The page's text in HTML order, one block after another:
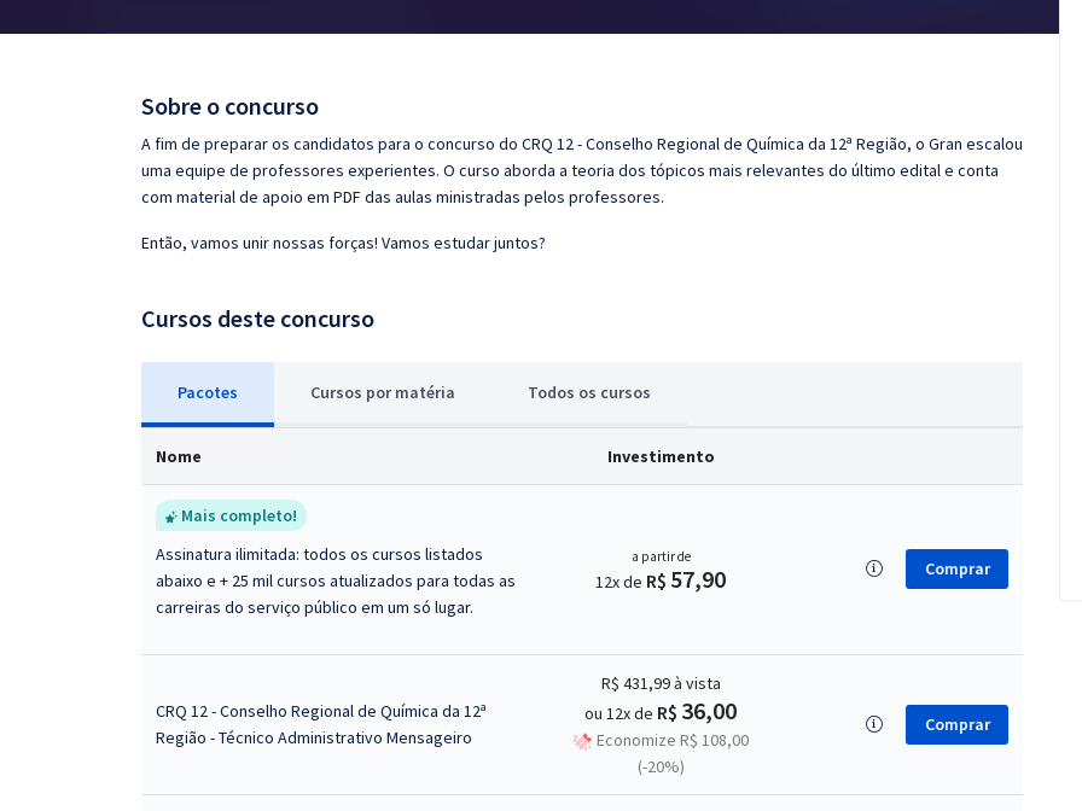
Questões grátis
Sobre o concurso
A fim de preparar os candidatos para o concurso do CRQ 12 - Conselho Regional de Química da 12ª Região, o Gran escalou
uma equipe de professores experientes. O curso aborda a teoria dos tópicos mais relevantes do último edital e conta
com material de apoio em PDF das aulas ministradas pelos professores.
Então, vamos unir nossas forças! Vamos estudar juntos?
Cursos deste concurso
Pacotes Cursos por matéria Todos os cursos
Nome Investimento
Mais completo!
Assinatura ilimitada: todos os cursos listados
abaixo e + 25 mil cursos atualizados para todas as
carreiras do serviço público em um só lugar.
a partir de
12x de R$ 57,90 Comprar
CRQ 12 - Conselho Regional de Química da 12ª
Região - Técnico Administrativo Mensageiro
R$ 431,99à vista
ou 12x de R$ 36,00
Economize R$ 108,00
(-20%)
Comprar